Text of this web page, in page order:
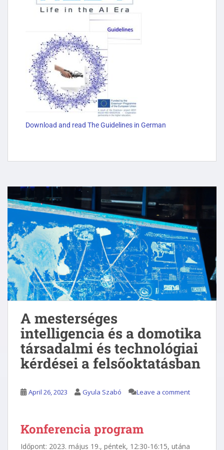
Download and read The Guidelines in German
A mesterséges
intelligencia és a domotika
társadalmi és technológiai
kérdései a felsőoktatásban
April 26, 2023 Gyula Szabó Leave a comment
Konferencia program
Időpont: 2023. május 19., péntek, 12:30-16:15, utána